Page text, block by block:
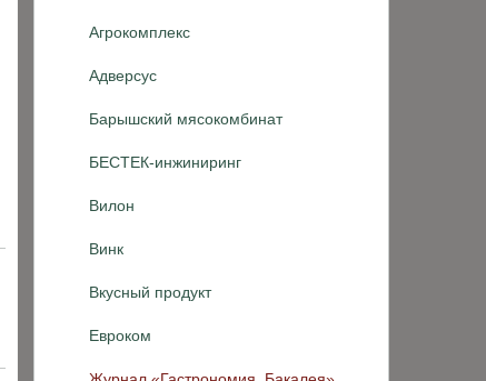
Агрокомплекс
Адверсус
Барышский мясокомбинат
БЕСТЕК-инжиниринг
Вилон
Винк
Вкусный продукт
Евроком